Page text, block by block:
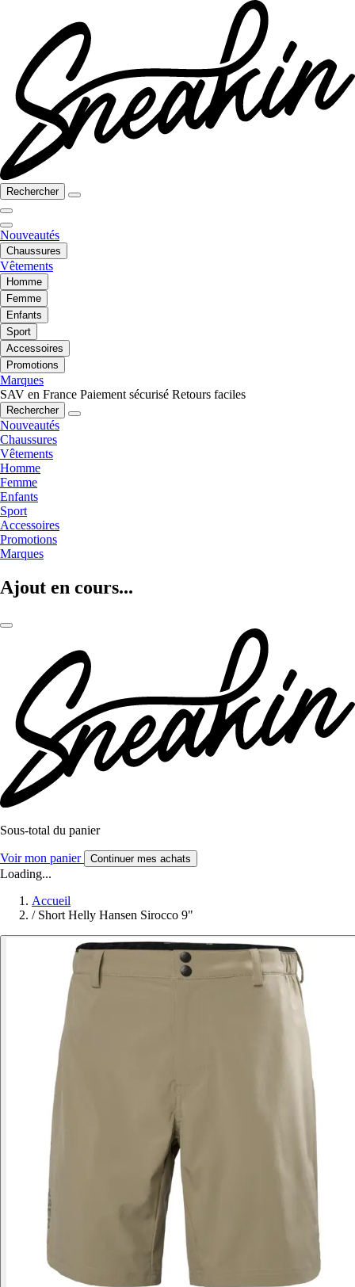
Rechercher
Nouveautés
Chaussures
Vêtements
Homme
Femme
Enfants
Sport
Accessoires
Promotions
Marques
SAV en France Paiement sécurisé Retours faciles
Rechercher
Nouveautés
Chaussures
Vêtements
Homme
Femme
Enfants
Sport
Accessoires
Promotions
Marques
Ajout en cours...
Sous-total du panier
Voir mon panier Continuer mes achats
Loading...
Accueil
/ Short Helly Hansen Sirocco 9"